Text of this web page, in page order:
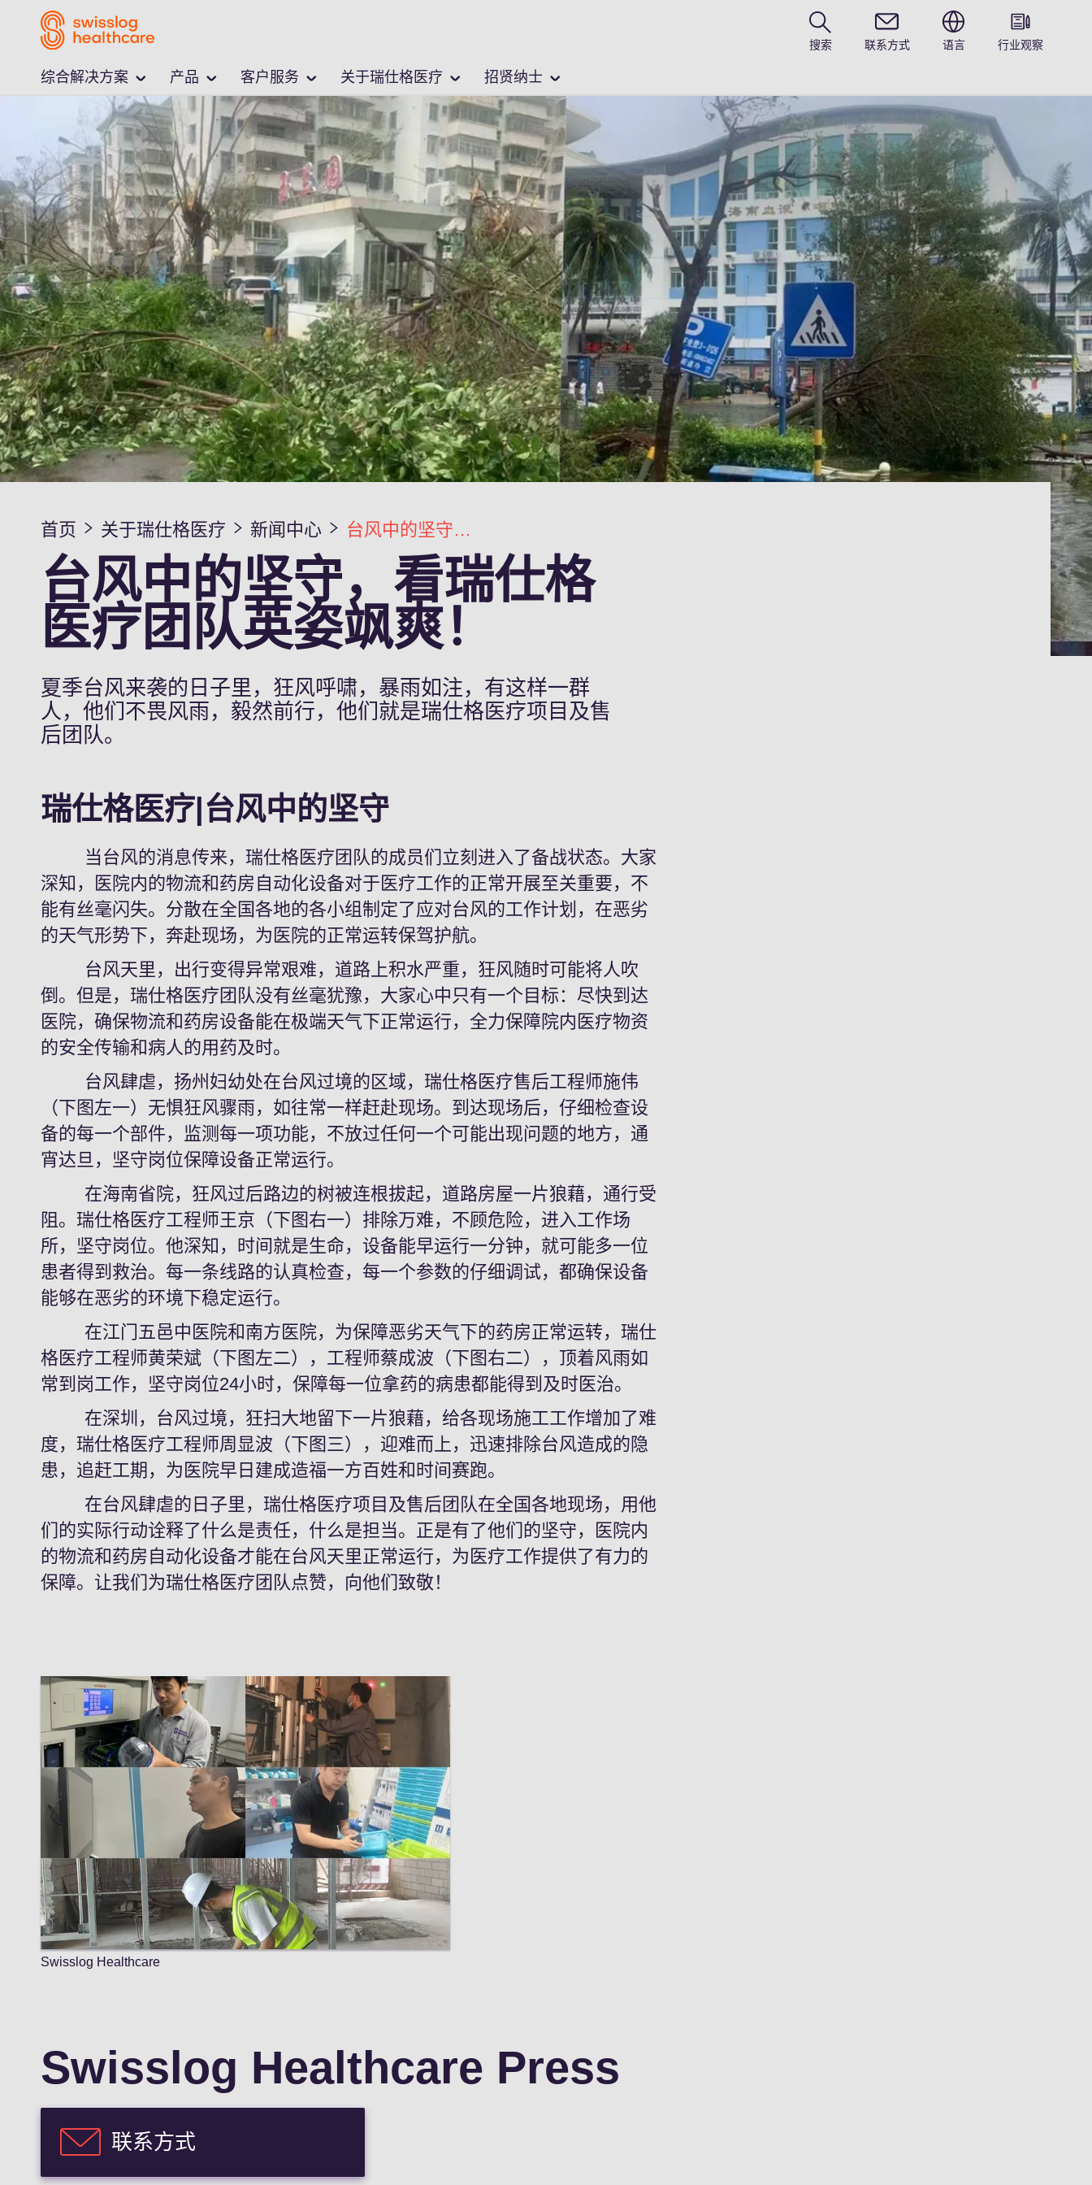
综合解决方案 产品 客户服务 关于瑞仕格医疗 招贤纳士
搜索 联系方式 语言 行业观察
首页 关于瑞仕格医疗 新闻中心 台风中的坚守，看瑞仕格医疗团队英姿飒爽！
台风中的坚守，看瑞仕格
医疗团队英姿飒爽！
夏季台风来袭的日子里，狂风呼啸，暴雨如注，有这样一群
人，他们不畏风雨，毅然前行，他们就是瑞仕格医疗项目及售
后团队。
瑞仕格医疗|台风中的坚守
当台风的消息传来，瑞仕格医疗团队的成员们立刻进入了备战状态。大家
深知，医院内的物流和药房自动化设备对于医疗工作的正常开展至关重要，不
能有丝毫闪失。分散在全国各地的各小组制定了应对台风的工作计划，在恶劣
的天气形势下，奔赴现场，为医院的正常运转保驾护航。
台风天里，出行变得异常艰难，道路上积水严重，狂风随时可能将人吹
倒。但是，瑞仕格医疗团队没有丝毫犹豫，大家心中只有一个目标：尽快到达
医院，确保物流和药房设备能在极端天气下正常运行，全力保障院内医疗物资
的安全传输和病人的用药及时。
台风肆虐，扬州妇幼处在台风过境的区域，瑞仕格医疗售后工程师施伟
（下图左一）无惧狂风骤雨，如往常一样赶赴现场。到达现场后，仔细检查设
备的每一个部件，监测每一项功能，不放过任何一个可能出现问题的地方，通
宵达旦，坚守岗位保障设备正常运行。
在海南省院，狂风过后路边的树被连根拔起，道路房屋一片狼藉，通行受
阻。瑞仕格医疗工程师王京（下图右一） 排除万难，不顾危险，进入工作场
所，坚守岗位。他深知，时间就是生命，设备能早运行一分钟，就可能多一位
患者得到救治。每一条线路的认真检查，每一个参数的仔细调试，都确保设备
能够在恶劣的环境下稳定运行。
在江门五邑中医院和南方医院，为保障恶劣天气下的药房正常运转，瑞仕
格医疗工程师黄荣斌（下图左二），工程师蔡成波（下图右二），顶着风雨如
常到岗工作，坚守岗位24小时，保障每一位拿药的病患都能得到及时医治。
在深圳，台风过境，狂扫大地留下一片狼藉，给各现场施工工作增加了难
度，瑞仕格医疗工程师周显波（下图三），迎难而上，迅速排除台风造成的隐
患，追赶工期，为医院早日建成造福一方百姓和时间赛跑。
在台风肆虐的日子里，瑞仕格医疗项目及售后团队在全国各地现场，用他
们的实际行动诠释了什么是责任，什么是担当。正是有了他们的坚守，医院内
的物流和药房自动化设备才能在台风天里正常运行，为医疗工作提供了有力的
保障。让我们为瑞仕格医疗团队点赞，向他们致敬！
Swisslog Healthcare
Swisslog Healthcare Press
联系方式